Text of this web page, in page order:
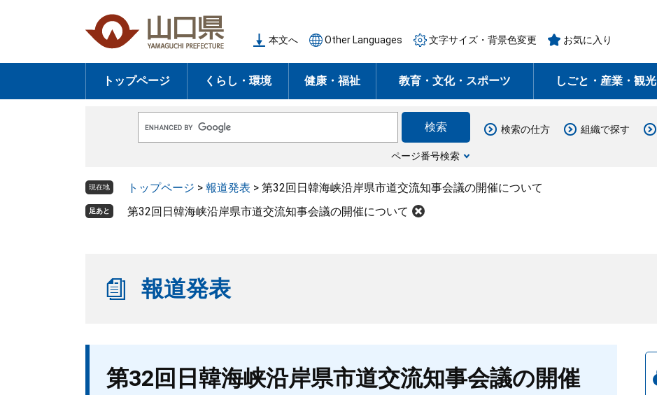
の
頭
ー
飛
本文へ Other Languages 文字サイズ・背景色変更 お気に入り
トップページ くらし・環境 健康・福祉 教育・文化・スポーツ しごと・産業・観光
o
e
ス
ページ番号検索
検索の仕方 組織で探す
現在地 トップページ > 報道発表 > 第32回日韓海峡沿岸県市道交流知事会議の開催について
足あと 第32回日韓海峡沿岸県市道交流知事会議の開催について
報道発表
第32回日韓海峡沿岸県市道交流知事会議の開催